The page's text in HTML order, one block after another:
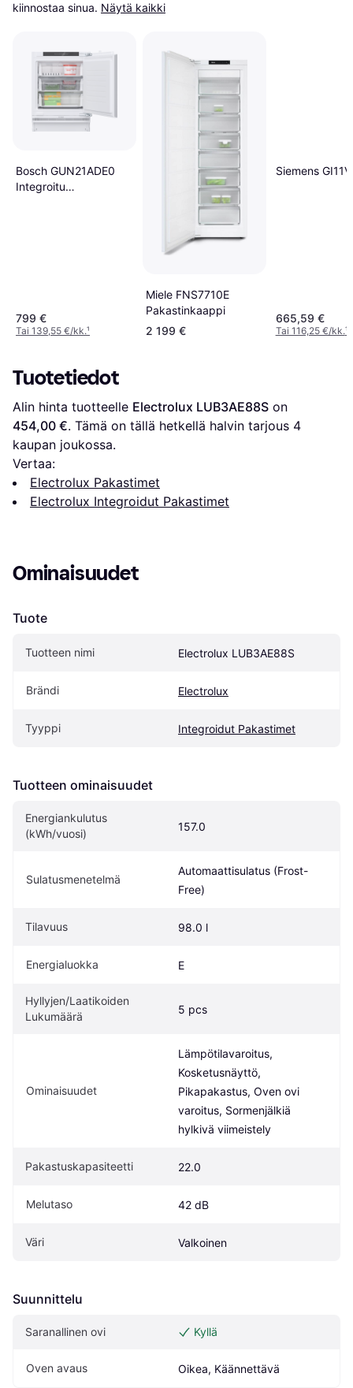
kiinnostaa sinua. Näytä kaikki
Bosch GUN21ADE0
Integroitu
799 €
Tai 139,55 €/kk.¹
Miele FNS7710E
Pakastinkaappi
2 199 €
Siemens
665,59 €
Tai 116,25 €/kk.¹
Tuotetiedot
Alin hinta tuotteelle Electrolux LUB3AE88S
454,00 €. Tämä on tällä hetkellä halvin tarjous 4
kaupan joukossa.
Vertaa:
Electrolux Pakastimet
Electrolux Integroidut Pakastimet
Ominaisuudet
Tuote
Tuotteen nimi Electrolux LUB3AE88S
Brändi Electrolux
Tyyppi Integroidut Pakastimet
Tuotteen ominaisuudet
Energiankulutus
(kWh/vuosi)
157.0
Sulatusmenetelmä
Automaattisulatus (Frost-
Free)
Tilavuus 98.0 l
Energialuokka E
Hyllyjen/Laatikoiden
Lukumäärä
5 pcs
Ominaisuudet
Lämpötilavaroitus,
Kosketusnäyttö,
Pikapakastus, Oven ovi
varoitus, Sormenjälkiä
hylkivä viimeistely
Pakastuskapasiteetti 22.0
Melutaso 42 dB
Väri Valkoinen
Suunnittelu
Saranallinen ovi Kyllä
Oven avaus Oikea, Käännettävä